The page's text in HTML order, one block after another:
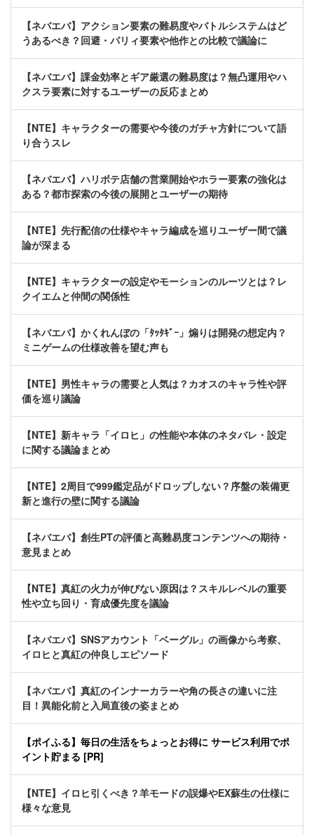
【ネバエバ】アクション要素の難易度やバトルシステムはど
うあるべき？回避・パリィ要素や他作との比較で議論に
【ネバエバ】課金効率とギア厳選の難易度は？無凸運用やハ
クスラ要素に対するユーザーの反応まとめ
【NTE】キャラクターの需要や今後のガチャ方針について語
り合うスレ
【ネバエバ】ハリボテ店舗の営業開始やホラー要素の強化は
ある？都市探索の今後の展開とユーザーの期待
【NTE】先行配信の仕様やキャラ編成を巡りユーザー間で議
論が深まる
【NTE】キャラクターの設定やモーションのルーツとは？レ
クイエムと仲間の関係性
【ネバエバ】かくれんぼの「ﾀｯﾀｷﾞｰ」煽りは開発の想定内？
ミニゲームの仕様改善を望む声も
【NTE】男性キャラの需要と人気は？カオスのキャラ性や評
価を巡り議論
【NTE】新キャラ「イロヒ」の性能や本体のネタバレ・設定
に関する議論まとめ
【NTE】2周目で999鑑定品がドロップしない？序盤の装備更
新と進行の壁に関する議論
【ネバエバ】創生PTの評価と高難易度コンテンツへの期待・
意見まとめ
【NTE】真紅の火力が伸びない原因は？スキルレベルの重要
性や立ち回り・育成優先度を議論
【ネバエバ】SNSアカウント「ベーグル」の画像から考察、
イロヒと真紅の仲良しエピソード
【ネバエバ】真紅のインナーカラーや角の長さの違いに注
目！異能化前と入局直後の姿まとめ
【ポイふる】毎日の生活をちょっとお得に サービス利用でポ
イント貯まる [PR]
【NTE】イロヒ引くべき？羊モードの誤爆やEX蘇生の仕様に
様々な意見